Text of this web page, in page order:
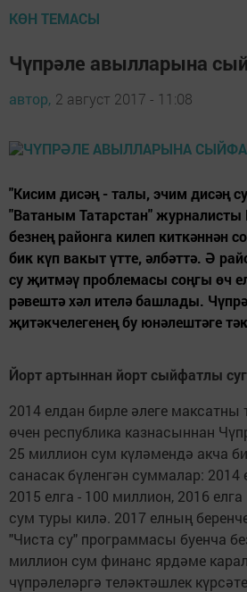
КӨН ТЕМАСЫ
Чүпрәле авылларына
автор, 2 август 2017 - 11:08
"Кисим дисәң - талы, эчим дисәң
"Ватаным Татарстан"
безнең районга килеп киткәннән
бик күп вакыт үтте, әлбәттә. Ә
су җитмәү проблемасы соңгы өч
рәвештә хәл ителә башлады.
җитәкчелегенең бу юнәлештәге
Йорт артыннан йорт сыйфатлы
2014 елдан бирле әлеге
өчен республика казнасыннан
25 миллион сум күләмендә акча
санасак бүленгән суммалар: 2014
2015 елга - 100 миллион, 2016
сум туры килә. 2017 елның
"Чиста су" программасы буенча
миллион сум финанс ярдәме
чүпрәлеләргә теләктәшлек